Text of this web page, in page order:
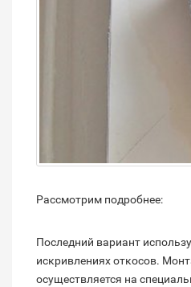
Рассмотрим подробнее:
Последний вариант
искривлениях откосов.
осуществляется на